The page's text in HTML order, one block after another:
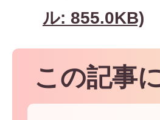
ル: 855.0KB)
この記事